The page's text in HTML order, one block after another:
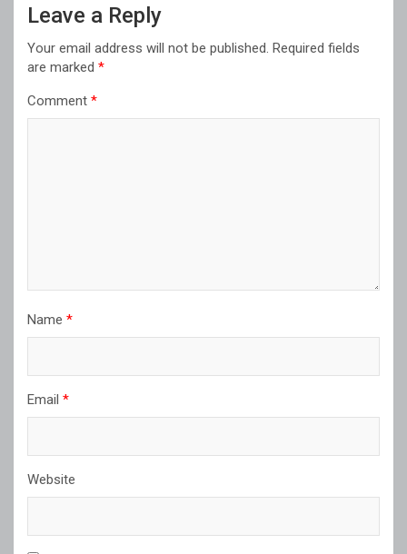
Leave a Reply
Your email address will not be published. Required fields
are marked *
Comment *
Name *
Email *
Website